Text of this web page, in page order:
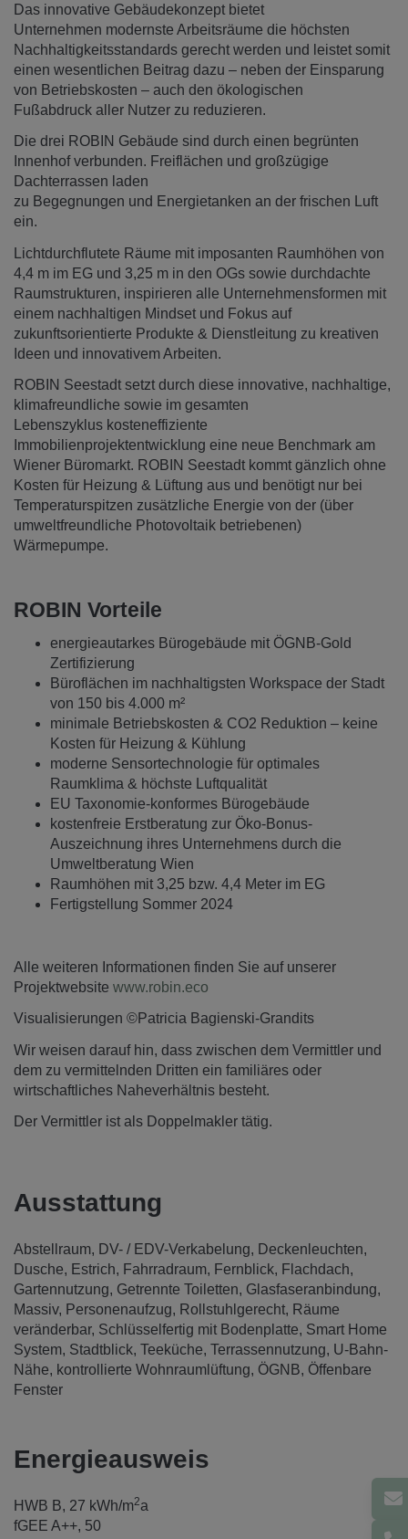
Das innovative Gebäudekonzept bietet
Unternehmen modernste Arbeitsräume die höchsten
Nachhaltigkeitsstandards gerecht werden und leistet somit
einen wesentlichen Beitrag dazu – neben der Einsparung
von Betriebskosten – auch den ökologischen
Fußabdruck aller Nutzer zu reduzieren.
Die drei ROBIN Gebäude sind durch einen begrünten
Innenhof verbunden. Freiflächen und großzügige
Dachterrassen laden
zu Begegnungen und Energietanken an der frischen Luft
ein.
Lichtdurchflutete Räume mit imposanten Raumhöhen von
4,4 m im EG und 3,25 m in den OGs sowie durchdachte
Raumstrukturen, inspirieren alle Unternehmensformen mit
einem nachhaltigen Mindset und Fokus auf
zukunftsorientierte Produkte & Dienstleitung zu kreativen
Ideen und innovativem Arbeiten.
ROBIN Seestadt setzt durch diese innovative, nachhaltige,
klimafreundliche sowie im gesamten
Lebenszyklus kosteneffiziente
Immobilienprojektentwicklung eine neue Benchmark am
Wiener Büromarkt. ROBIN Seestadt kommt gänzlich ohne
Kosten für Heizung & Lüftung aus und benötigt nur bei
Temperaturspitzen zusätzliche Energie von der (über
umweltfreundliche Photovoltaik betriebenen)
Wärmepumpe.
ROBIN Vorteile
energieautarkes Bürogebäude mit ÖGNB-Gold
Zertifizierung
Büroflächen im nachhaltigsten Workspace der Stadt
von 150 bis 4.000 m²
minimale Betriebskosten & CO2 Reduktion – keine
Kosten für Heizung & Kühlung
moderne Sensortechnologie für optimales
Raumklima & höchste Luftqualität
EU Taxonomie-konformes Bürogebäude
kostenfreie Erstberatung zur Öko-Bonus-
Auszeichnung ihres Unternehmens durch die
Umweltberatung Wien
Raumhöhen mit 3,25 bzw. 4,4 Meter im EG
Fertigstellung Sommer 2024
Alle weiteren Informationen finden Sie auf unserer
Projektwebsite www.robin.eco
Visualisierungen ©Patricia Bagienski-Grandits
Wir weisen darauf hin, dass zwischen dem Vermittler und
dem zu vermittelnden Dritten ein familiäres oder
wirtschaftliches Naheverhältnis besteht.
Der Vermittler ist als Doppelmakler tätig.
Ausstattung
Abstellraum DV- / EDV-Verkabelung
Deckenleuchten
Dusche
Estrich Fahrradraum Fernblick
Flachdach
Gartennutzung Getrennte Toiletten Glasfaseranbindung
Massiv
Personenaufzug Rollstuhlgerecht
Räume
veränderbar Schlüsselfertig mit Bodenplatte Smart Home
System Stadtblick Teeküche Terrassennutzung U-Bahn-
Nähe
kontrollierte Wohnraumlüftung ÖGNB Öffenbare
Fenster
Energieausweis
HWB B, 27 kWh/m2a
fGEE A++, 50